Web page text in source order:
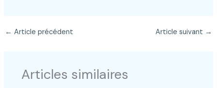
← Article précédent Article suivant →
Articles similaires